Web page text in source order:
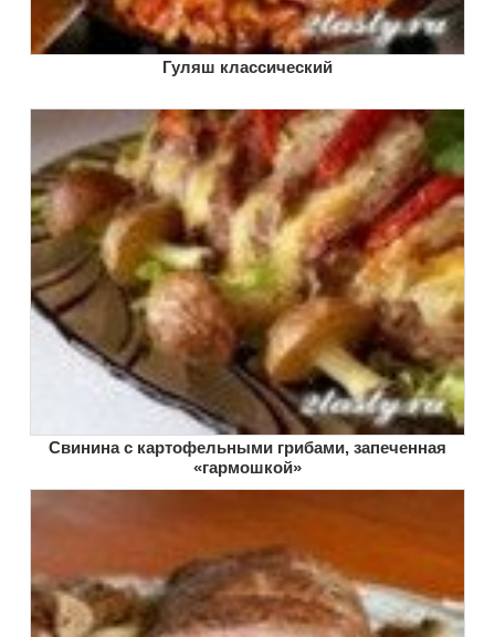
Гуляш классический
Свинина с картофельными грибами, запеченная
«гармошкой»